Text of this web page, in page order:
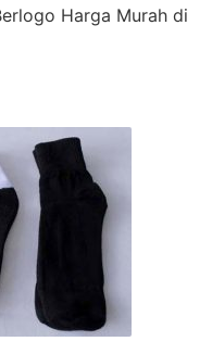
Harga Murah di